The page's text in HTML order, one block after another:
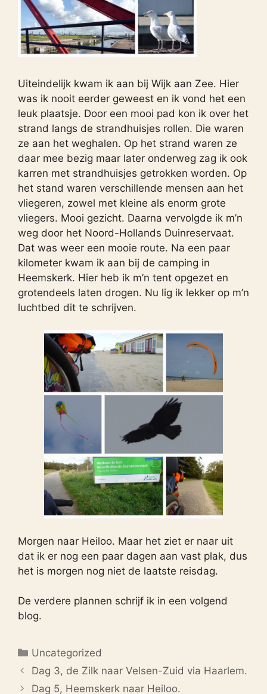
Uiteindelijk kwam ik aan bij Wijk aan Zee. Hier
was ik nooit eerder geweest en ik vond het een
leuk plaatsje. Door een mooi pad kon ik over het
strand langs de strandhuisjes rollen. Die waren
ze aan het weghalen. Op het strand waren ze
daar mee bezig maar later onderweg zag ik ook
karren met strandhuisjes getrokken worden. Op
het stand waren verschillende mensen aan het
vliegeren, zowel met kleine als enorm grote
vliegers. Mooi gezicht. Daarna vervolgde ik m’n
weg door het Noord-Hollands Duinreservaat.
Dat was weer een mooie route. Na een paar
kilometer kwam ik aan bij de camping in
Heemskerk. Hier heb ik m’n tent opgezet en
grotendeels laten drogen. Nu lig ik lekker op m’n
luchtbed dit te schrijven.
Morgen naar Heiloo. Maar het ziet er naar uit
dat ik er nog een paar dagen aan vast plak, dus
het is morgen nog niet de laatste reisdag.
De verdere plannen schrijf ik in een volgend
blog.
Categorieën
Uncategorized
Dag 3, de Zilk naar Velsen-Zuid via Haarlem.
Dag 5, Heemskerk naar Heiloo.